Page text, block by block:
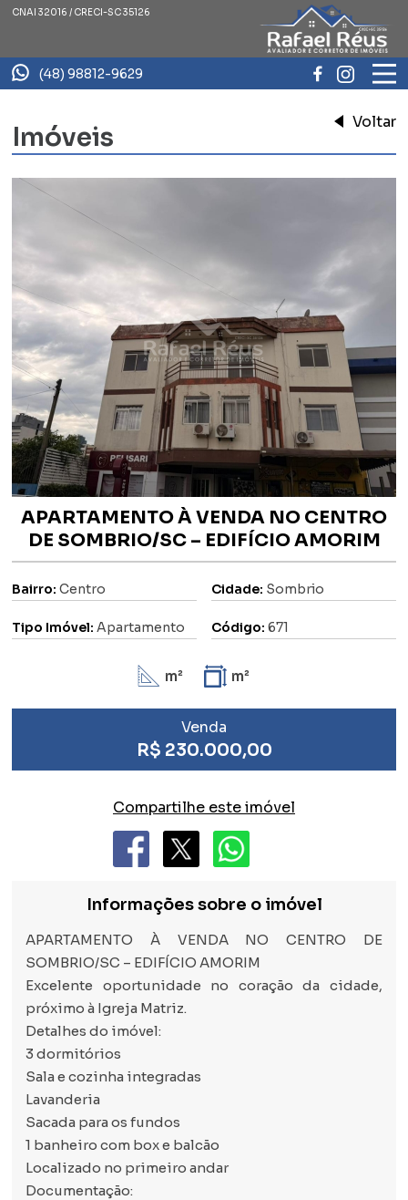
CNAI 32016 / CRECI-SC 35126
(48) 98812-9629
Voltar
Imóveis
APARTAMENTO À VENDA NO CENTRO
DE SOMBRIO/SC – EDIFÍCIO AMORIM
Cidade: Sombrio
Bairro:Centro
Código:671
Tipo Imóvel:Apartamento
m² m²
Venda
R$ 230.000,00
Compartilhe este imóvel
Informações sobre o imóvel
APARTAMENTO À VENDA NO CENTRO DE
SOMBRIO/SC – EDIFÍCIO AMORIM
Excelente oportunidade no coração da cidade,
próximo à Igreja Matriz.
Detalhes do imóvel:
3 dormitórios
Sala e cozinha integradas
Lavanderia
Sacada para os fundos
1 banheiro com box e balcão
Localizado no primeiro andar
Documentação: